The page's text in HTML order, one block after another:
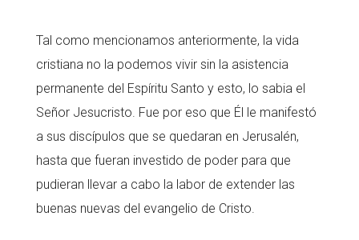
Tal como mencionamos anteriormente, la vida
cristiana no la podemos vivir sin la asistencia
permanente del Espíritu Santo y esto, lo sabia el
Señor Jesucristo. Fue por eso que Él le manifestó
a sus discípulos que se quedaran en Jerusalén,
hasta que fueran investido de poder para que
pudieran llevar a cabo la labor de extender las
buenas nuevas del evangelio de Cristo.